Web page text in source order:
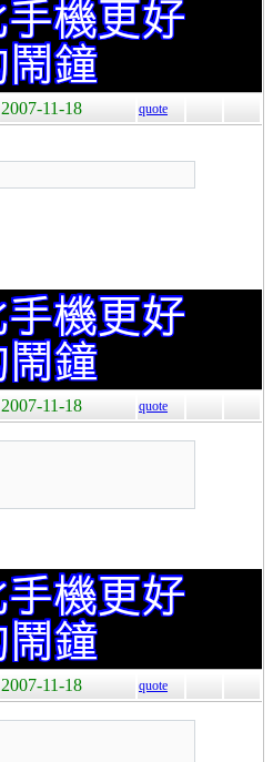
2007-11-18 quote
2007-11-18 quote
2007-11-18 quote